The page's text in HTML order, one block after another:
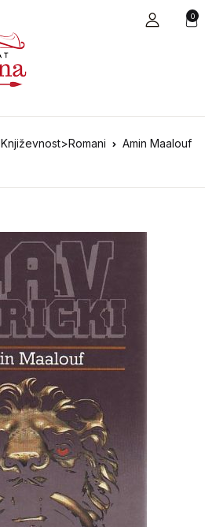
0
Književnost>Romani
Amin Maalouf